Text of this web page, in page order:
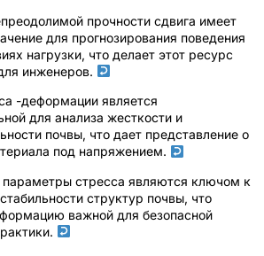
прочности сдвига имеет
для прогнозирования поведения
нагрузки, что делает этот ресурс
инженеров.
-деформации является
для анализа жесткости и
почвы, что дает представление о
под напряжением.
стресса являются ключом к
структур почвы, что
важной для безопасной